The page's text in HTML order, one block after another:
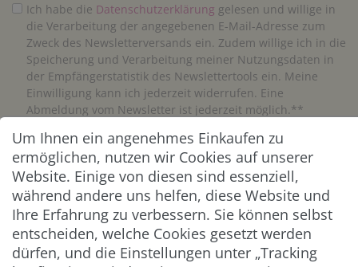
Ich habe die Daten­schutz­erklärung gelesen und willige in
die Verarbeitung der angegebenen E-Mail-Adresse zum
Zweck des Newsletterversands ein. Zudem willige ich in die
Speicherung und Verarbeitung meiner Nutzungsdaten in
der Empfängerstatistik des Newslettertools ein. Meine
Einwilligung kann ich jederzeit widerrufen. Eine
Abmeldung vom Newsletter ist jederzeit möglich.**
Abonnieren
** Hierbei handelt es sich um ein Pflichtfeld.
ZAHLUNG & VERSAND
Um Ihnen ein angenehmes Einkaufen zu
ermöglichen, nutzen wir Cookies auf unserer
Website. Einige von diesen sind essenziell,
während andere uns helfen, diese Website und
Ihre Erfahrung zu verbessern. Sie können selbst
entscheiden, welche Cookies gesetzt werden
dürfen, und die Einstellungen unter „Tracking